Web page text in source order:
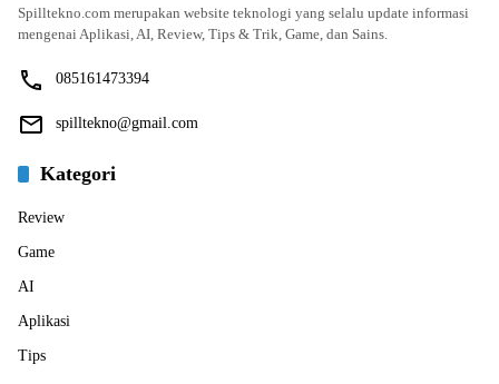
Spilltekno.com merupakan website teknologi yang selalu update informasi
mengenai Aplikasi, AI, Review, Tips & Trik, Game, dan Sains.
085161473394
spilltekno@gmail.com
Kategori
Review
Game
AI
Aplikasi
Tips